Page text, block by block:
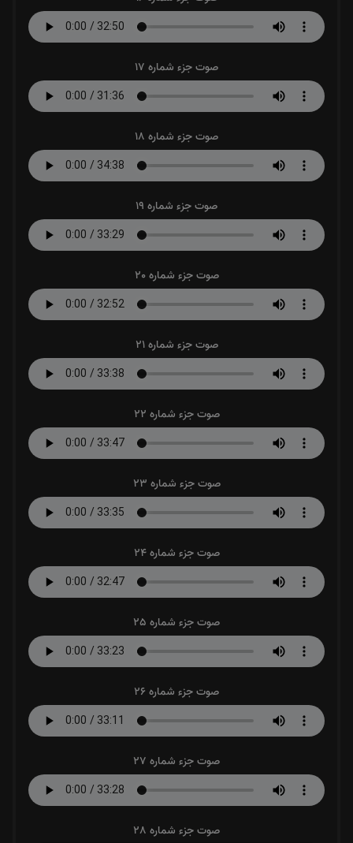
صوت جزء شماره 17
صوت جزء شماره 18
صوت جزء شماره 19
صوت جزء شماره 20
صوت جزء شماره 21
صوت جزء شماره 22
صوت جزء شماره 23
صوت جزء شماره 24
صوت جزء شماره 25
صوت جزء شماره 26
صوت جزء شماره 27
صوت جزء شماره 28